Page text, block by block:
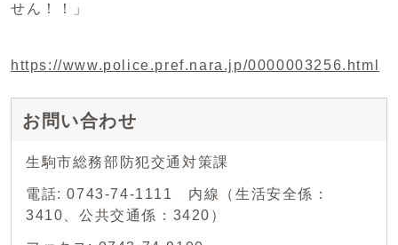
せん！！」
https://www.police.pref.nara.jp/0000003256.html
お問い合わせ
生駒市総務部防犯交通対策課
電話: 0743-74-1111 内線（生活安全係：
3410、公共交通係：3420）